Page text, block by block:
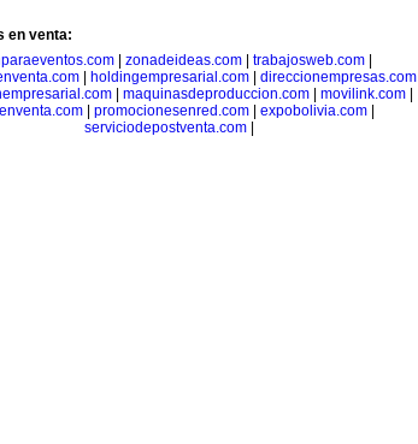
en venta:
zonadeideas.com trabajosweb.com
holdingempresarial.com direccionempresas.com
maquinasdeproduccion.com movilink.com
promocionesenred.com expobolivia.com
serviciodepostventa.com|